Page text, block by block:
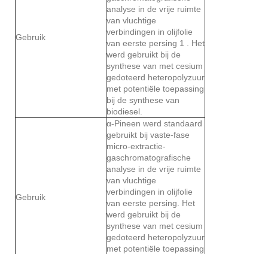
Gebruik
analyse in de vrije ruimte
van vluchtige
verbindingen in olijfolie
van eerste persing 1 . Het
werd gebruikt bij de
synthese van met cesium
gedoteerd heteropolyzuur
met potentiële toepassing
bij de synthese van
biodiesel.
Gebruik
α-Pineen werd standaard
gebruikt bij vaste-fase
micro-extractie-
gaschromatografische
analyse in de vrije ruimte
van vluchtige
verbindingen in olijfolie
van eerste persing. Het
werd gebruikt bij de
synthese van met cesium
gedoteerd heteropolyzuur
met potentiële toepassing